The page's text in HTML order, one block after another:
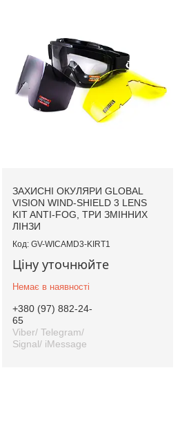
ЗАХИСНІ ОКУЛЯРИ GLOBAL
VISION WIND-SHIELD 3 LENS
KIT ANTI-FOG, ТРИ ЗМІННИХ
ЛІНЗИ
GV-WICAMD3-KIRT1
Ціну уточнюйте
Немає в наявності
+380 (97) 882-24-
65
Viber/ Telegram/
Signal/ iMessage